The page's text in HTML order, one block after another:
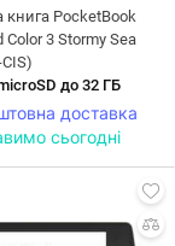
книга PocketBook
Color 3 Stormy Sea
до 32 ГБ
доставка
сьогодні